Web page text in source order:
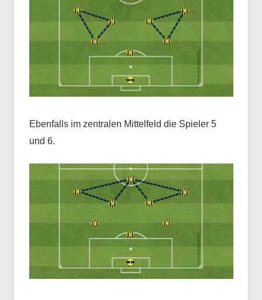
Ebenfalls im zentralen Mittelfeld die Spieler 5
und 6.